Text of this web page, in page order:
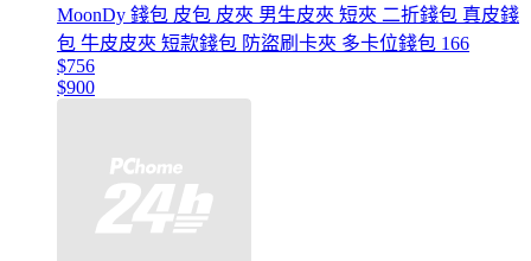
MoonDy 錢包 皮包 皮夾 男生皮夾 短夾 二折錢包 真皮錢
包 牛皮皮夾 短款錢包 防盜刷卡夾 多卡位錢包 166
$756
$900